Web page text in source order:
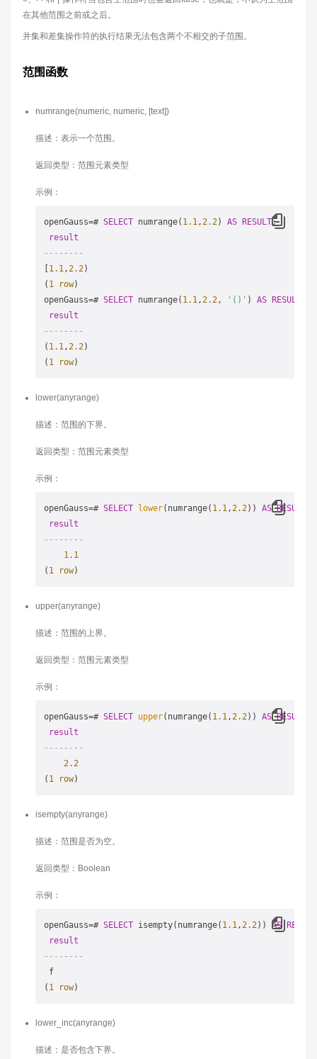
在其他范围之前或之后。
并集和差集操作符的执行结果无法包含两个不相交的子范围。
范围函数
numrange(numeric, numeric, [text])
描述：表示一个范围。
返回类型：范围元素类型
示例：
openGauss=# SELECT numrange( 1.1,2.2) AS RESULT;
result
--------
1.1,2.2)
( 1 row)
openGauss=# SELECT numrange( 1.1,2.2, '()' ) AS RESULT
result
--------
( 1.1,2.2)
( 1 row
lower(anyrange)
描述：范围的下界。
返回类型：范围元素类型
示例：
openGauss=# SELECT lower(numrange( 1.1,2.2)) AS RESULT
result
--------
1.1
( 1 row
upper(anyrange)
描述：范围的上界。
返回类型：范围元素类型
示例：
openGauss=# SELECT upper(numrange( 1.1,2.2)) AS RESULT
result
--------
2.2
( 1 row
isempty(anyrange)
描述：范围是否为空。
返回类型：Boolean
示例：
openGauss=# SELECT isempty(numrange( 1.1,2.2)) AS RESULT
result
--------
f
( 1 row
lower_inc(anyrange)
描述：是否包含下界。